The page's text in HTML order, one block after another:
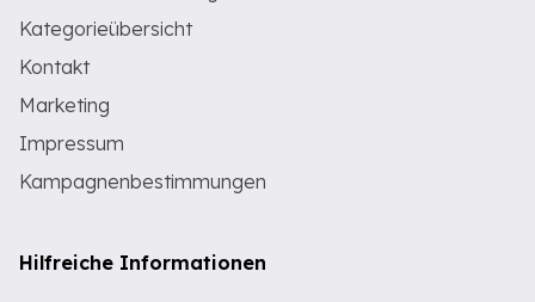
Kategorieübersicht
Kontakt
Marketing
Impressum
Kampagnenbestimmungen
Hilfreiche Informationen